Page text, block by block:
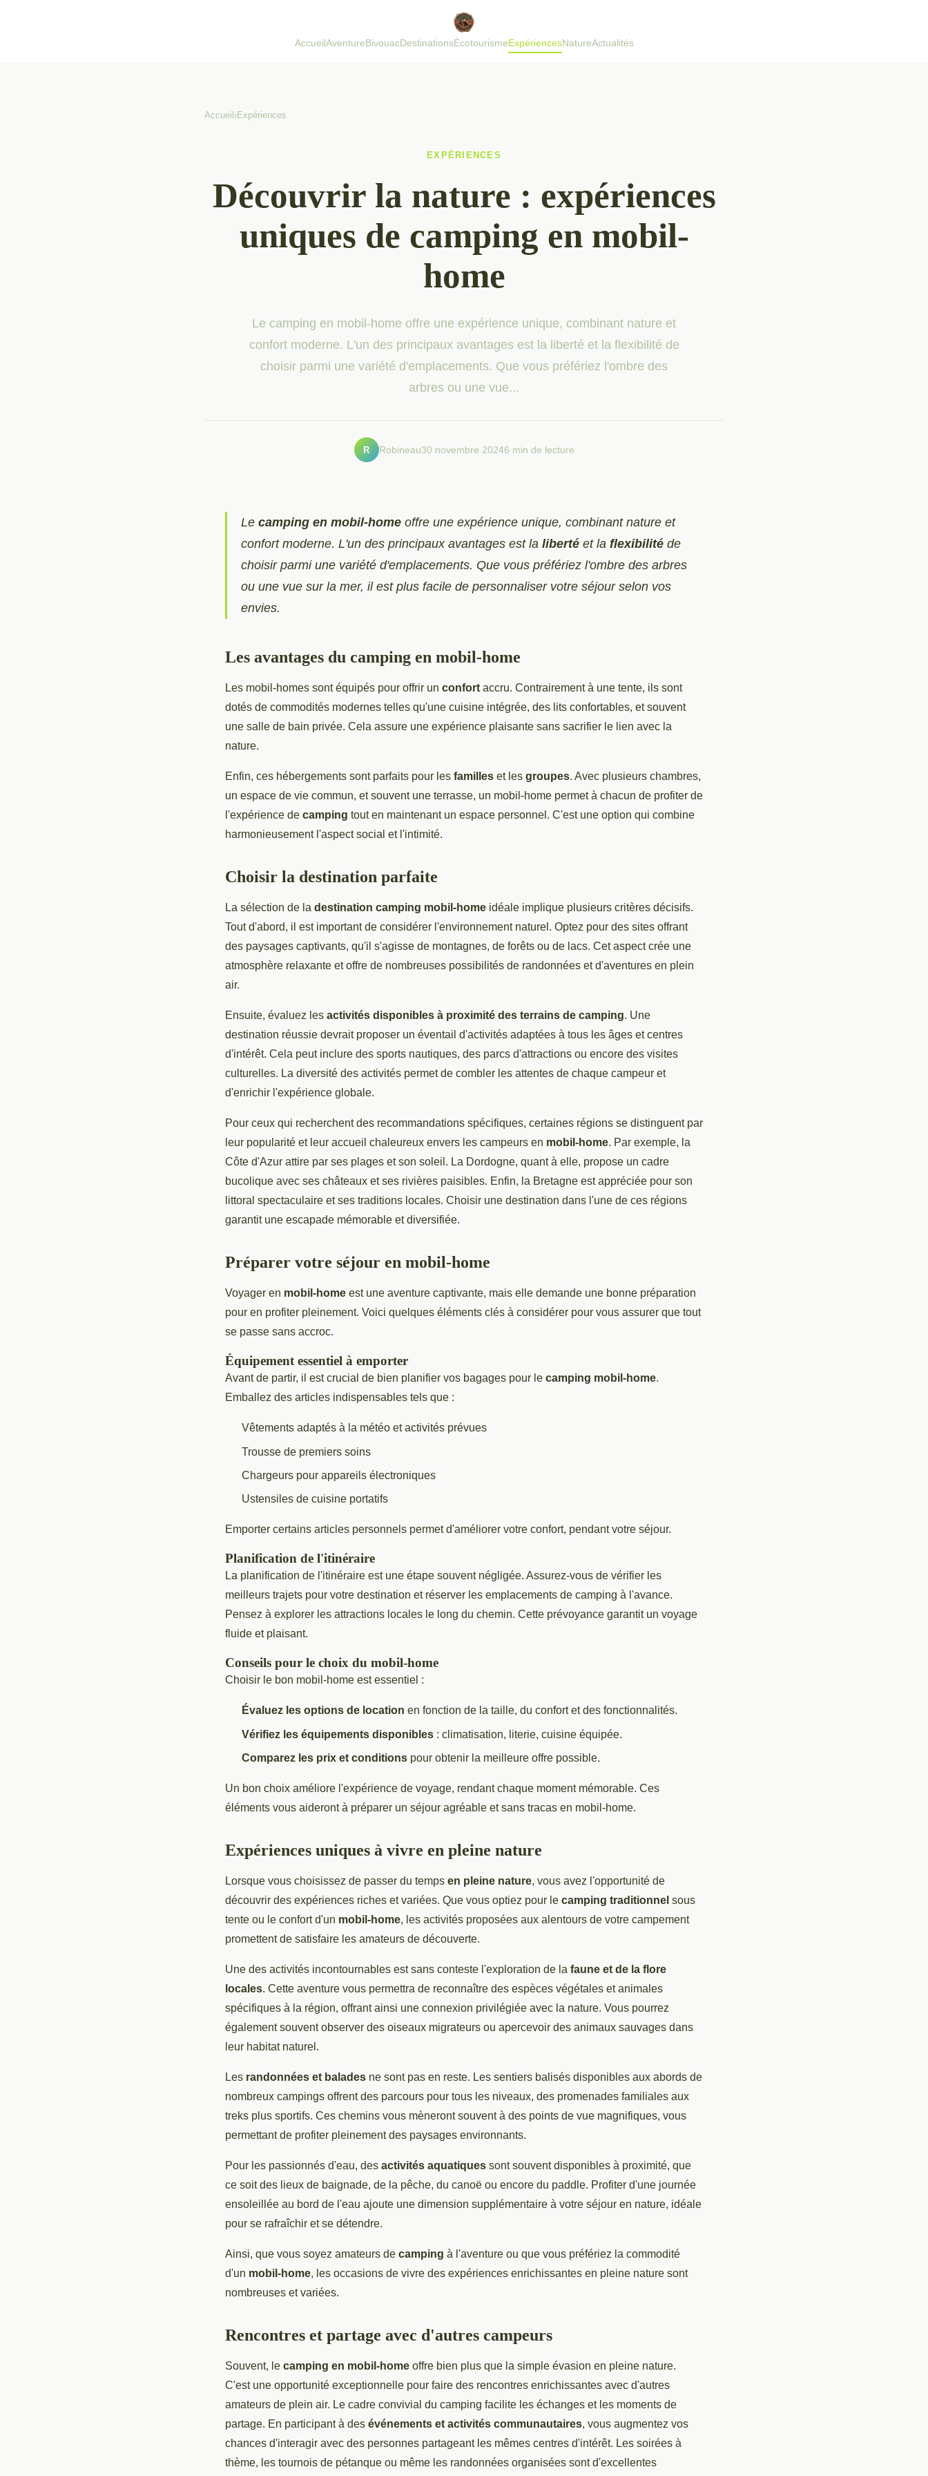
AccueilAventureBivouacDestinationsÉcotourismeExpériencesNatureActualités
Accueil ›Expériences
EXPÉRIENCES
Découvrir la nature : expériences
uniques de camping en mobil-
home
Le camping en mobil-home offre une expérience unique, combinant nature et
confort moderne. L'un des principaux avantages est la liberté et la flexibilité de
choisir parmi une variété d'emplacements. Que vous préfériez l'ombre des
arbres ou une vue...
R Robineau30 novembre 20246 min de lecture
Le camping en mobil-home offre une expérience unique, combinant nature et
confort moderne. L'un des principaux avantages est la liberté et la flexibilité de
choisir parmi une variété d'emplacements. Que vous préfériez l'ombre des arbres
ou une vue sur la mer, il est plus facile de personnaliser votre séjour selon vos
envies.
Les avantages du camping en mobil-home
Les mobil-homes sont équipés pour offrir un confort accru. Contrairement à une tente, ils sont
dotés de commodités modernes telles qu'une cuisine intégrée, des lits confortables, et souvent
une salle de bain privée. Cela assure une expérience plaisante sans sacrifier le lien avec la
nature.
Enfin, ces hébergements sont parfaits pour les familles et les groupes. Avec plusieurs chambres,
un espace de vie commun, et souvent une terrasse, un mobil-home permet à chacun de profiter de
l'expérience de camping tout en maintenant un espace personnel. C'est une option qui combine
harmonieusement l'aspect social et l'intimité.
Choisir la destination parfaite
La sélection de la destination camping mobil-home idéale implique plusieurs critères décisifs.
Tout d'abord, il est important de considérer l'environnement naturel. Optez pour des sites offrant
des paysages captivants, qu'il s'agisse de montagnes, de forêts ou de lacs. Cet aspect crée une
atmosphère relaxante et offre de nombreuses possibilités de randonnées et d'aventures en plein
air.
Ensuite, évaluez les activités disponibles à proximité des terrains de camping. Une
destination réussie devrait proposer un éventail d'activités adaptées à tous les âges et centres
d'intérêt. Cela peut inclure des sports nautiques, des parcs d'attractions ou encore des visites
culturelles. La diversité des activités permet de combler les attentes de chaque campeur et
d'enrichir l'expérience globale.
Pour ceux qui recherchent des recommandations spécifiques, certaines régions se distinguent par
leur popularité et leur accueil chaleureux envers les campeurs en mobil-home. Par exemple, la
Côte d'Azur attire par ses plages et son soleil. La Dordogne, quant à elle, propose un cadre
bucolique avec ses châteaux et ses rivières paisibles. Enfin, la Bretagne est appréciée pour son
littoral spectaculaire et ses traditions locales. Choisir une destination dans l'une de ces régions
garantit une escapade mémorable et diversifiée.
Préparer votre séjour en mobil-home
Voyager en mobil-home est une aventure captivante, mais elle demande une bonne préparation
pour en profiter pleinement. Voici quelques éléments clés à considérer pour vous assurer que tout
se passe sans accroc.
Équipement essentiel à emporter
Avant de partir, il est crucial de bien planifier vos bagages pour le camping mobil-home.
Emballez des articles indispensables tels que :
Vêtements adaptés à la météo et activités prévues
Trousse de premiers soins
Chargeurs pour appareils électroniques
Ustensiles de cuisine portatifs
Emporter certains articles personnels permet d'améliorer votre confort, pendant votre séjour.
Planification de l'itinéraire
La planification de l'itinéraire est une étape souvent négligée. Assurez-vous de vérifier les
meilleurs trajets pour votre destination et réserver les emplacements de camping à l'avance.
Pensez à explorer les attractions locales le long du chemin. Cette prévoyance garantit un voyage
fluide et plaisant.
Conseils pour le choix du mobil-home
Choisir le bon mobil-home est essentiel :
Évaluez les options de location en fonction de la taille, du confort et des fonctionnalités.
Vérifiez les équipements disponibles : climatisation, literie, cuisine équipée.
Comparez les prix et conditions pour obtenir la meilleure offre possible.
Un bon choix améliore l'expérience de voyage, rendant chaque moment mémorable. Ces
éléments vous aideront à préparer un séjour agréable et sans tracas en mobil-home.
Expériences uniques à vivre en pleine nature
Lorsque vous choisissez de passer du temps en pleine nature, vous avez l'opportunité de
découvrir des expériences riches et variées. Que vous optiez pour le camping traditionnel sous
tente ou le confort d'un mobil-home, les activités proposées aux alentours de votre campement
promettent de satisfaire les amateurs de découverte.
Une des activités incontournables est sans conteste l'exploration de la faune et de la flore
locales. Cette aventure vous permettra de reconnaître des espèces végétales et animales
spécifiques à la région, offrant ainsi une connexion privilégiée avec la nature. Vous pourrez
également souvent observer des oiseaux migrateurs ou apercevoir des animaux sauvages dans
leur habitat naturel.
Les randonnées et balades ne sont pas en reste. Les sentiers balisés disponibles aux abords de
nombreux campings offrent des parcours pour tous les niveaux, des promenades familiales aux
treks plus sportifs. Ces chemins vous mèneront souvent à des points de vue magnifiques, vous
permettant de profiter pleinement des paysages environnants.
Pour les passionnés d'eau, des activités aquatiques sont souvent disponibles à proximité, que
ce soit des lieux de baignade, de la pêche, du canoë ou encore du paddle. Profiter d'une journée
ensoleillée au bord de l'eau ajoute une dimension supplémentaire à votre séjour en nature, idéale
pour se rafraîchir et se détendre.
Ainsi, que vous soyez amateurs de camping à l'aventure ou que vous préfériez la commodité
d'un mobil-home, les occasions de vivre des expériences enrichissantes en pleine nature sont
nombreuses et variées.
Rencontres et partage avec d'autres campeurs
Souvent, le camping en mobil-home offre bien plus que la simple évasion en pleine nature.
C'est une opportunité exceptionnelle pour faire des rencontres enrichissantes avec d'autres
amateurs de plein air. Le cadre convivial du camping facilite les échanges et les moments de
partage. En participant à des événements et activités communautaires, vous augmentez vos
chances d'interagir avec des personnes partageant les mêmes centres d'intérêt. Les soirées à
thème, les tournois de pétanque ou même les randonnées organisées sont d'excellentes